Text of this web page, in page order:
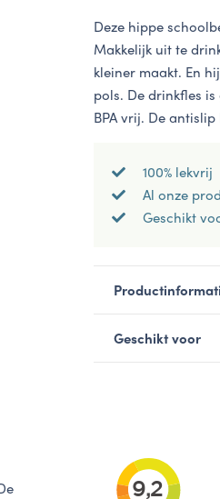
Deze hippe
Makkelijk uit te
kleiner maakt. En
pols. De drinkfles
BPA vrij. De
100% lekvrij
Al onze
Geschikt
Geschikt voor